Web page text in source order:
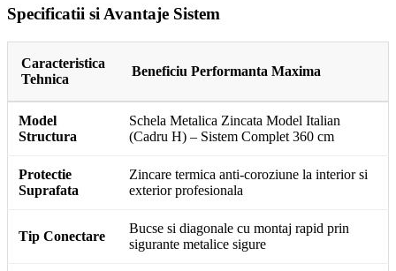
Specificatii si Avantaje Sistem
Caracteristica
Tehnica
Beneficiu Performanta Maxima
Model
Structura
Schela Metalica Zincata Model Italian
(Cadru H) – Sistem Complet 360 cm
Protectie
Suprafata
Zincare termica anti-coroziune la interior si
exterior profesionala
Tip Conectare
Bucse si diagonale cu montaj rapid prin
sigurante metalice sigure